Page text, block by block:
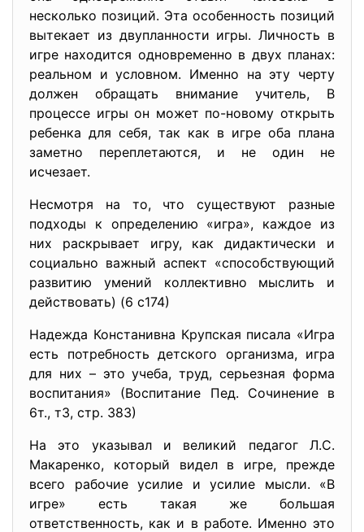
несколько позиций. Эта особенность позиций
вытекает из двупланности игры. Личность в
игре находится одновременно в двух планах:
реальном и условном. Именно на эту черту
должен обращать внимание учитель, В
процессе игры он может по-новому открыть
ребенка для себя, так как в игре оба плана
заметно переплетаются, и не один не
исчезает.
Несмотря на то, что существуют разные
подходы к определению «игра», каждое из
них раскрывает игру, как дидактически и
социально важный аспект «способствующий
развитию умений коллективно мыслить и
действовать) (6 с174)
Надежда Констанивна Крупская писала «Игра
есть потребность детского организма, игра
для них – это учеба, труд, серьезная форма
воспитания» (Воспитание Пед. Сочинение в
6т., т3, стр. 383)
На это указывал и великий педагог Л.С.
Макаренко, который видел в игре, прежде
всего рабочие усилие и усилие мысли. «В
игре» есть такая же большая
ответственность, как и в работе. Именно это